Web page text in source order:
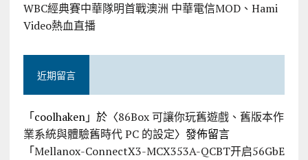
WBC經典賽中華隊明首戰澳洲 中華電信MOD、Hami
Video熱血直播
近期留言
「coolhaken」於〈86Box 可讓你玩舊遊戲、舊版本作
業系統與體驗舊時代 PC 的設定〉發佈留言
「Mellanox-ConnectX3-MCX353A-QCBT开启56GbE